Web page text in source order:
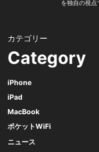
を独自の視点
Category
iPhone
iPad
MacBook
ポケットWiFi
ニュース